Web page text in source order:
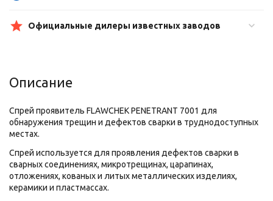
Официальные дилеры известных заводов
Описание
Спрей проявитель FLAWCHEK PENETRANT 7001 для
обнаружения трещин и дефектов сварки в труднодоступных
местах.
Спрей используется для проявления дефектов сварки в
сварных соединениях, микротрещинах, царапинах,
отложениях, кованых и литых металлических изделиях,
керамики и пластмассах.